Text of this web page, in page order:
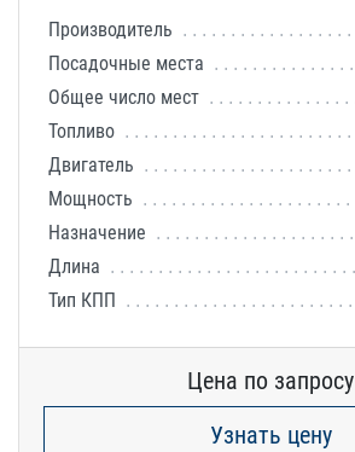
Производитель
Посадочные места
Общее число мест
Топливо
Двигатель
Мощность
Назначение
Длина
Тип КПП
Цена по запросу
Узнать цену